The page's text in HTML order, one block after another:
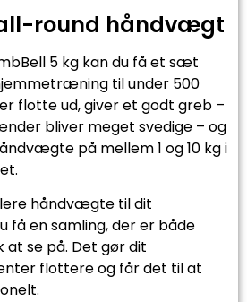
round håndvægt
5 kg kan du få et sæt
til under 500
flotte ud, giver et godt greb –
bliver meget svedige – og
på mellem 1 og 10 kg i
håndvægte til dit
få en samling, der er både
se på. Det gør dit
flottere og får det til at